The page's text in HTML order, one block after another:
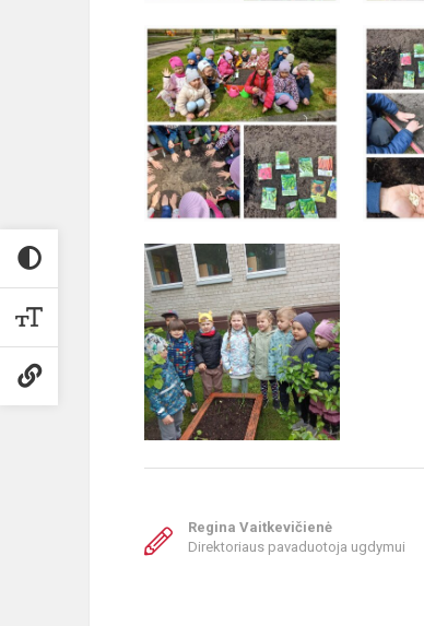
Regina Vaitkevičienė
Direktoriaus pavaduotoja ugdymui